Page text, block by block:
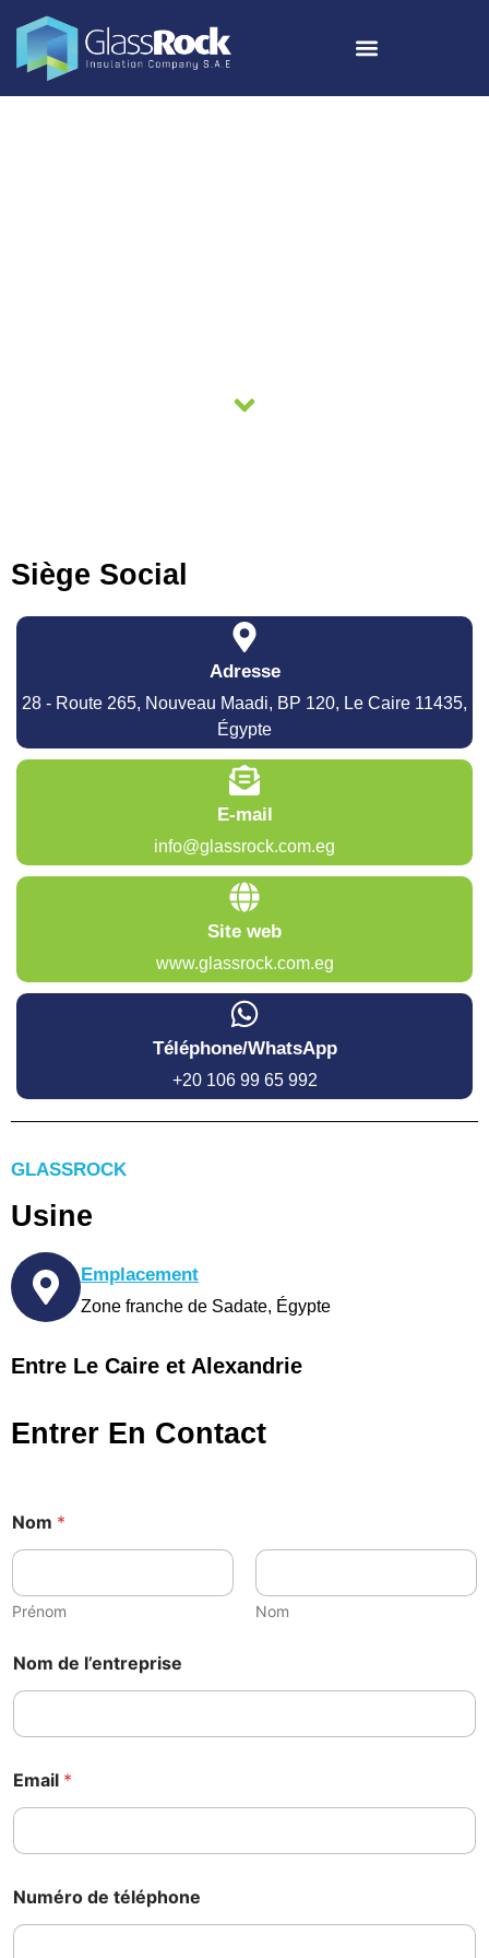
Siège Social
Adresse
28 - Route 265, Nouveau Maadi, BP 120, Le Caire 11435,
Égypte
E-mail
info@glassrock.com.eg
Site web
www.glassrock.com.eg
Téléphone/WhatsApp
+20 106 99 65 992
GLASSROCK
Usine
Emplacement
Zone franche de Sadate, Égypte
Entre Le Caire et Alexandrie
Entrer En Contact
c
o
t
a
t
d
e
Nom *
Prénom Nom
Nom de l’entreprise
Email *
Numéro de téléphone